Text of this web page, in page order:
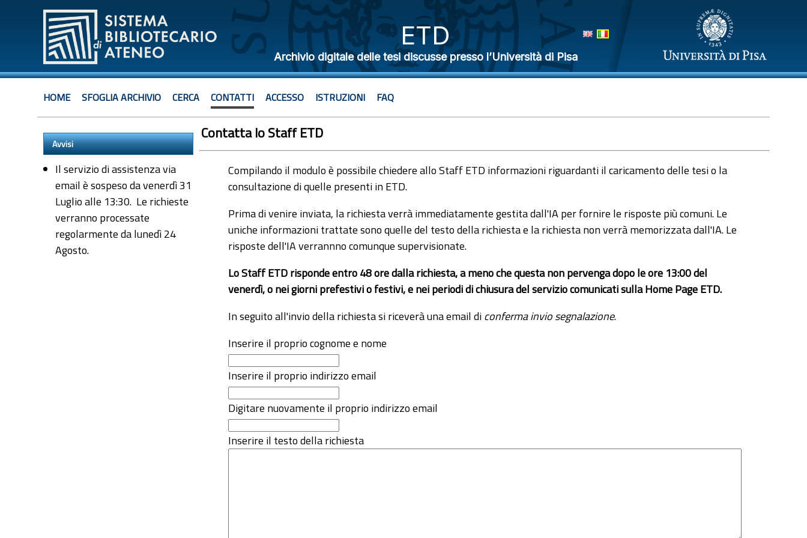
ETD
Archivio digitale delle tesi discusse presso l’Università di Pisa
HOME SFOGLIA ARCHIVIO CERCA CONTATTI ACCESSO ISTRUZIONI FAQ
Avvisi
Il servizio di assistenza via
email è sospeso da venerdì 31
Luglio alle 13:30. Le richieste
verranno processate
regolarmente da lunedì 24
Agosto.
Contatta lo Staff ETD
Compilando il modulo è possibile chiedere allo Staff ETD informazioni riguardanti il caricamento delle tesi o la
consultazione di quelle presenti in ETD.
Prima di venire inviata, la richiesta verrà immediatamente gestita dall'IA per fornire le risposte più comuni. Le
uniche informazioni trattate sono quelle del testo della richiesta e la richiesta non verrà memorizzata dall'IA. Le
risposte dell'IA verrannno comunque supervisionate.
Lo Staff ETD risponde entro 48 ore dalla richiesta, a meno che questa non pervenga dopo le ore 13:00 del
venerdì, o nei giorni prefestivi o festivi, e nei periodi di chiusura del servizio comunicati sulla Home Page ETD.
In seguito all'invio della richiesta si riceverà una email diconferma invio segnalazione.
Inserire il proprio cognome e nome
Inserire il proprio indirizzo email
Digitare nuovamente il proprio indirizzo email
Inserire il testo della richiesta